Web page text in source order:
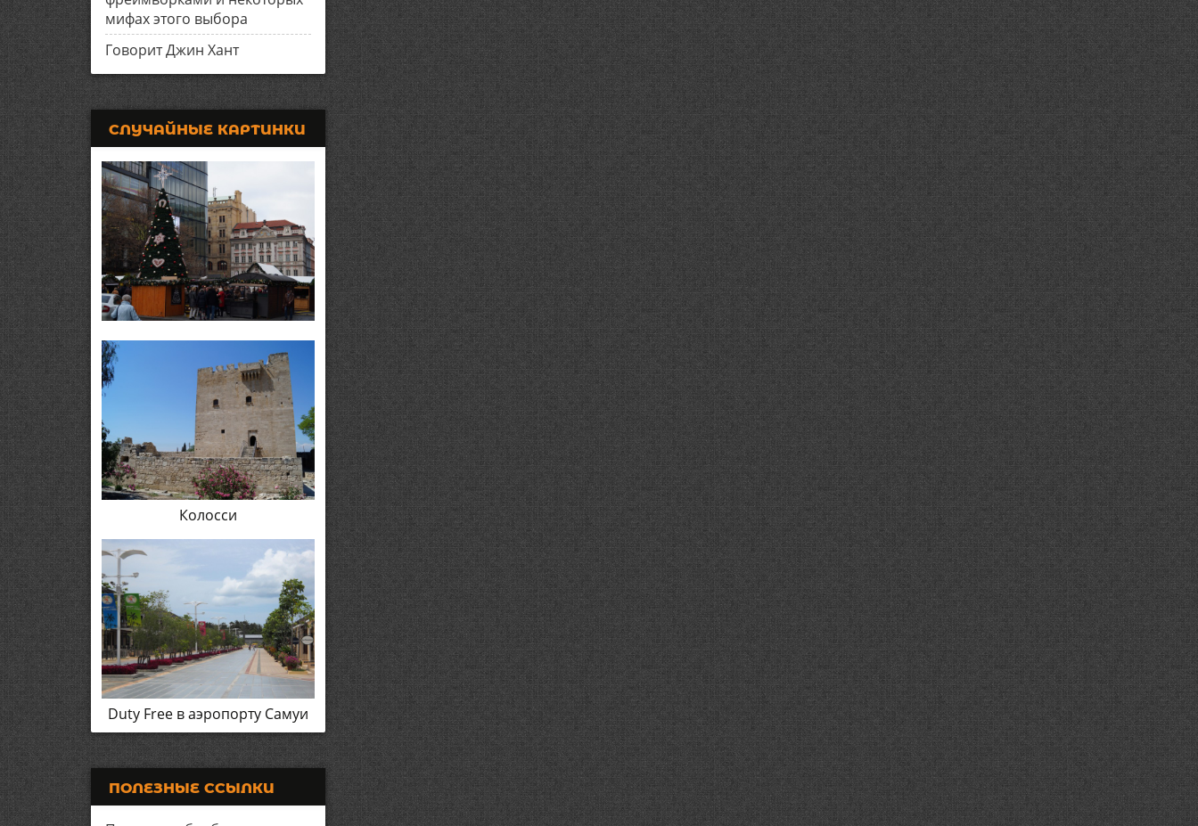
мифах этого выбора
Говорит Джин Хант
СЛУЧАЙНЫЕ КАРТИНКИ
Колосси
Duty Free в аэропорту Самуи
ПОЛЕЗНЫЕ ССЫЛКИ